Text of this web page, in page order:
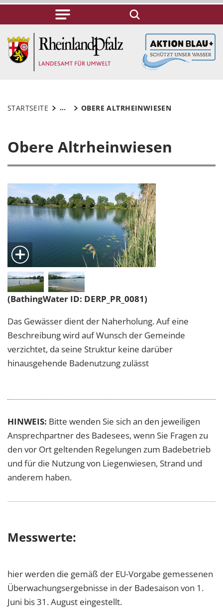
STARTSEITE ... OBERE ALTRHEINWIESEN
Obere Altrheinwiesen
(BathingWater ID: DERP_PR_0081)
Das Gewässer dient der Naherholung. Auf eine
Beschreibung wird auf Wunsch der Gemeinde
verzichtet, da seine Struktur keine darüber
hinausgehende Badenutzung zulässt
HINWEIS: Bitte wenden Sie sich an den jeweiligen
Ansprechpartner des Badesees, wenn Sie Fragen zu
den vor Ort geltenden Regelungen zum Badebetrieb
und für die Nutzung von Liegenwiesen, Strand und
anderem haben.
Messwerte:
hier werden die gemäß der EU-Vorgabe gemessenen
Überwachungsergebnisse in der Badesaison von 1.
Juni bis 31. August eingestellt.